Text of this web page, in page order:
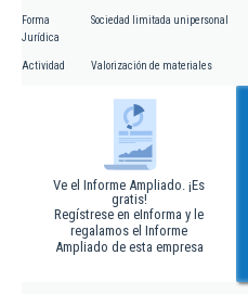
Forma
Jurídica
Sociedad limitada unipersonal
Actividad Valorización de materiales
Ve el Informe Ampliado. ¡Es
gratis!
Regístrese en eInforma y le
regalamos el Informe
Ampliado de esta empresa